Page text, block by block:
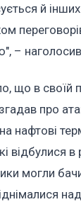
й
– наголосив
що в своїй
про
нафтові
відбулися в
могли